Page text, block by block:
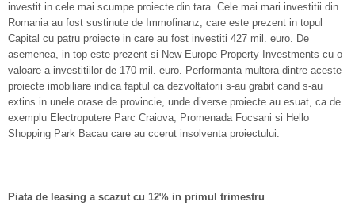
investit in cele mai scumpe proiecte din tara. Cele mai mari investitii din
Romania au fost sustinute de Immofinanz, care este prezent in topul
Capital cu patru proiecte in care au fost investiti 427 mil. euro. De
asemenea, in top este prezent si New Europe Property Investments cu o
valoare a investitiilor de 170 mil. euro. Performanta multora dintre aceste
proiecte imobiliare indica faptul ca dezvoltatorii s-au grabit cand s-au
extins in unele orase de provincie, unde diverse proiecte au esuat, ca de
exemplu Electroputere Parc Craiova, Promenada Focsani si Hello
Shopping Park Bacau care au ccerut insolventa proiectului.
Piata de leasing a scazut cu 12% in primul trimestru